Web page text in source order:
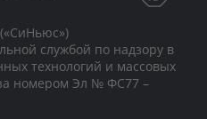
службой по надзору в
технологий и массовых
номером Эл № ФС77 –